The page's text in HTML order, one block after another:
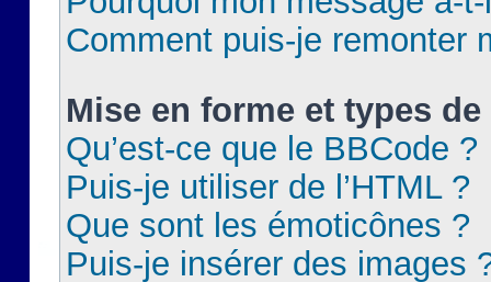
Comment puis-je remonter
Mise en forme et types
Qu’est-ce que le BBCode ?
Puis-je utiliser de l’HTML ?
Que sont les émoticônes ?
Puis-je insérer des images